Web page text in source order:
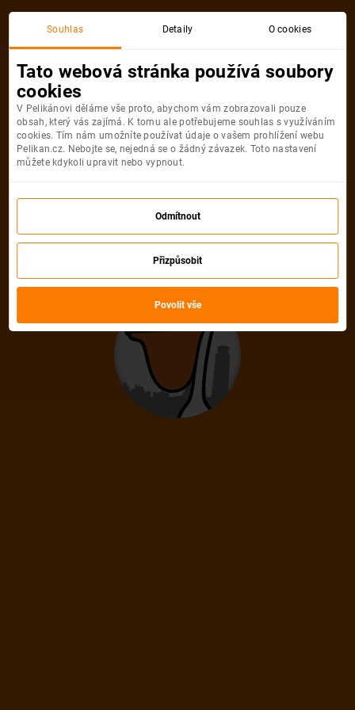
Akční letenka
Litujeme, akční letenka do města už
není dostupná
Vybrat jinou akční letenku
Souhlas Detaily O cookies
Tato webová stránka používá soubory
cookies
V Pelikánovi děláme vše proto, abychom vám zobrazovali pouze
obsah, který vás zajímá. K tomu ale potřebujeme souhlas s využíváním
cookies. Tím nám umožníte používat údaje o vašem prohlížení webu
Pelikan.cz. Nebojte se, nejedná se o žádný závazek. Toto nastavení
můžete kdykoli upravit nebo vypnout.
Odmítnout
Přizpůsobit
Povolit vše